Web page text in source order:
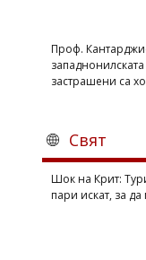
Проф.
застрашени са
Свят
Шок на Крит:
пари искат, за